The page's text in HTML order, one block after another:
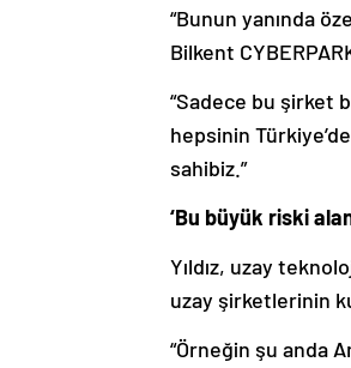
“Bunun yanında
Bilkent
“Sadece bu şirket
hepsinin
sahibiz.”
‘Bu büyük riski
Yıldız, uzay
uzay şirketlerinin
“Örneğin şu anda